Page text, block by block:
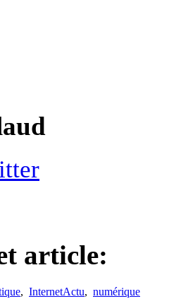
article:
, InternetActu, numérique